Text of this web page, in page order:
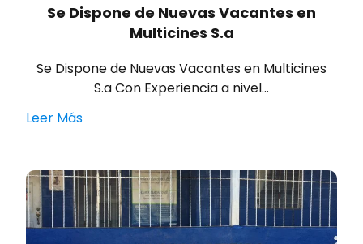
Se Dispone de Nuevas Vacantes en
Multicines S.a
Se Dispone de Nuevas Vacantes en Multicines
S.a Con Experiencia a nivel…
Leer Más